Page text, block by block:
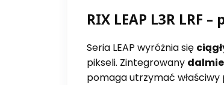
RIX LEAP L3R LRF
Seria LEAP wyróżnia się
pikseli. Zintegrowany
pomaga utrzymać